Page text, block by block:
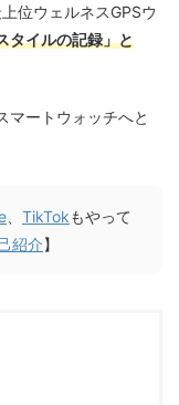
位ウェルネスGPSウ
タイルの記録」と
マートウォッチへと
TikTokもやって
紹介】